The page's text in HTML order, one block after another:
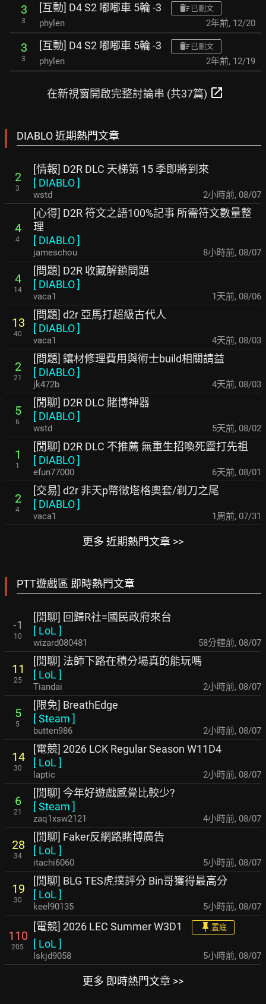
3
3
[互動] D4 S2 嘟嘟車 5輪 -3 已刪文
phylen 2年前, 12/20
3
3
[互動] D4 S2 嘟嘟車 5輪 -3 已刪文
phylen 2年前, 12/19
在新視窗開啟完整討論串 (共37篇) open_in_new
DIABLO 近期熱門文章
2
3
[情報] D2R DLC 天梯第 15 季即將到來
[ DIABLO]
wstd 2小時前, 08/07
4
4
[心得] D2R 符文之語100%記事 所需符文數量整
理
[ DIABLO]
jameschou 8小時前, 08/07
4
14
[問題] D2R 收藏解鎖問題
[ DIABLO]
vaca1 1天前, 08/06
13
40
[問題] d2r 亞馬打超級古代人
[ DIABLO]
vaca1 4天前, 08/03
2
21
[問題] 鑲材修理費用與術士build相關請益
[ DIABLO]
jk472b 4天前, 08/03
5
6
[閒聊] D2R DLC 賭博神器
[ DIABLO]
wstd 5天前, 08/02
1
1
[閒聊] D2R DLC 不推薦 無重生招喚死靈打先祖
[ DIABLO]
efun77000 6天前, 08/01
2
4
[交易] d2r 非天p幣徵塔格奧套/剃刀之尾
[ DIABLO]
vaca1 1周前, 07/31
更多 近期熱門文章 >>
PTT遊戲區 即時熱門文章
-1
10
[閒聊] 回歸R社=國民政府來台
[ LoL ]
wizard080481 58分鐘前, 08/07
11
25
[閒聊] 法師下路在積分場真的能玩嗎
[ LoL ]
Tiandai 2小時前, 08/07
5
5
[限免] BreathEdge
[Steam ]
butten986 2小時前, 08/07
14
30
[電競] 2026 LCK Regular Season W11D4
[ LoL ]
laptic 2小時前, 08/07
6
21
[閒聊] 今年好遊戲感覺比較少?
[Steam ]
zaq1xsw2121 4小時前, 08/07
28
34
[閒聊] Faker反網路賭博廣告
[ LoL ]
itachi6060 5小時前, 08/07
19
30
[閒聊] BLG TES虎撲評分 Bin哥獲得最高分
[ LoL ]
keel90135 5小時前, 08/07
110
205
[電競] 2026 LEC Summer W3D1 置底
[ LoL ]
lskjd9058 5小時前, 08/07
更多 即時熱門文章 >>